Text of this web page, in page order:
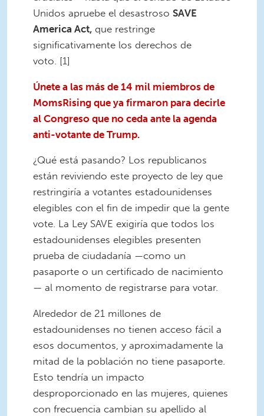
Unidos apruebe el desastroso SAVE
America Act, que restringe
significativamente los derechos de
voto. [1]
Únete a las más de 14 mil miembros de
MomsRising que ya firmaron para decirle
al Congreso que no ceda ante la agenda
anti-votante de Trump.
¿Qué está pasando? Los republicanos
están reviviendo este proyecto de ley que
restringiría a votantes estadounidenses
elegibles con el fin de impedir que la gente
vote. La Ley SAVE exigiría que todos los
estadounidenses elegibles presenten
prueba de ciudadanía —como un
pasaporte o un certificado de nacimiento
— al momento de registrarse para votar.
Alrededor de 21 millones de
estadounidenses no tienen acceso fácil a
esos documentos, y aproximadamente la
mitad de la población no tiene pasaporte.
Esto tendría un impacto
desproporcionado en las mujeres, quienes
con frecuencia cambian su apellido al